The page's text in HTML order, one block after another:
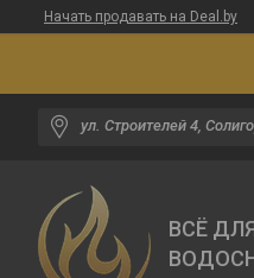
Начать продавать на Deal.by
ул. Строителей 4,
ВСЁ